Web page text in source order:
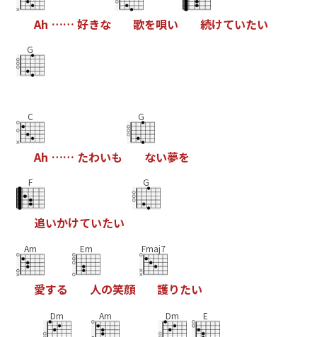
Ah …… 好きな 歌を唄い 続けていたい
G
C
Ah …… たわいも
G
ない夢を
F
追いかけていたい
G
Am
愛する
Em
人の笑顔
Fmaj7
護りたい
Dm Am Dm E